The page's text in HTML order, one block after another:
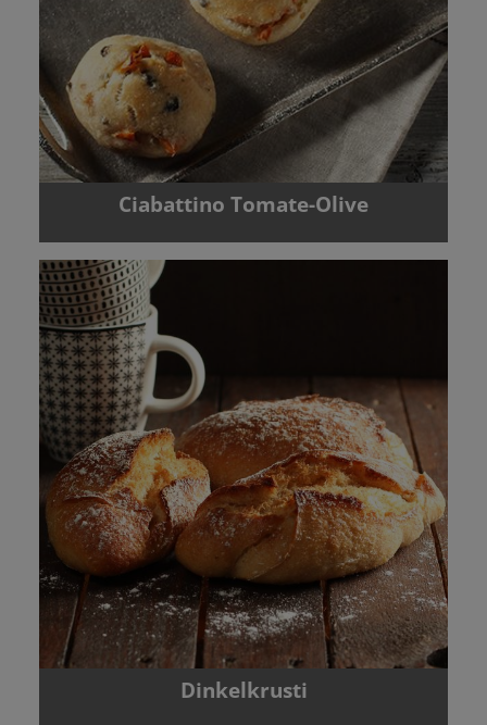
Ciabattino Tomate-Olive
Dinkelkrusti